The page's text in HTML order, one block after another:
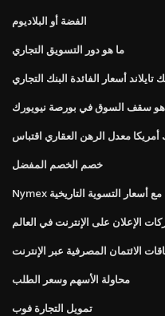
الفضة أو البلاديوم
ما هو دور التسويق التجاري
تايلاند أسعار الفائدة البنك التجاري
هو سقف السوق في بورصة نيويورك
أمريكا معدل الرهن العقاري اقتباس
خصم الخصم المفضل
Nymex مع أسعار التسوية التاريخية
الإعلان على الإنترنت في العالم
الائتمان المصرفية عبر الإنترنت
محاولة الأسهم وسعر الطلب
تمويل التجارة فوب